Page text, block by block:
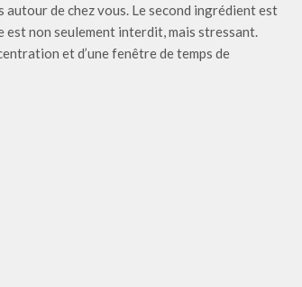
de chez vous. Le second ingrédient est
est non seulement interdit, mais stressant.
et d’une fenêtre de temps de